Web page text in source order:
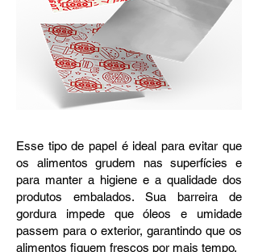
Esse tipo de papel é ideal para evitar que
os alimentos grudem nas superfícies e
para manter a higiene e a qualidade dos
produtos embalados. Sua barreira de
gordura impede que óleos e umidade
passem para o exterior, garantindo que os
alimentos fiquem frescos por mais tempo.